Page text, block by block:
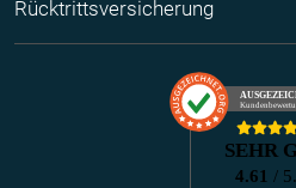
Rücktrittsversicherung
SEHR
4.61 /